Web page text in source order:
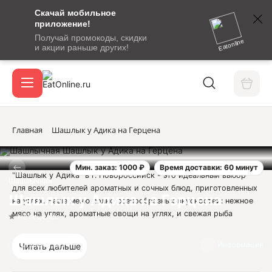
Скачай мобильное
приложение!
Получай промокоды, скидки
и акции раньше других!
Eatonline
сообщение
кодом
подтверждения
Вход / регистрация
Акции
Главная Шашлык у Адика на Герцена
Мин. заказ: 1000 ₽
Время доставки: 60 минут
Шашлычная
Шашлык у Адика на Герцена
Нет оценок
Отзывов нет
"Шашлык у Адика" в г. Новороссийск - это идеальный выбор
для всех любителей ароматных и сочных блюд, приготовленных
на углях. Наше меню полно разнообразных вкусностей: нежное
мясо на углях, ароматные овощи на углях, и свежая рыба
Мы гарантируем свежие продукты и уникальный вкус наших
Читать дальше